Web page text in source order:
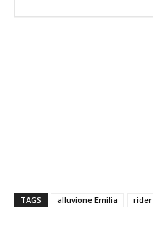
TAGS alluvione Emilia rider